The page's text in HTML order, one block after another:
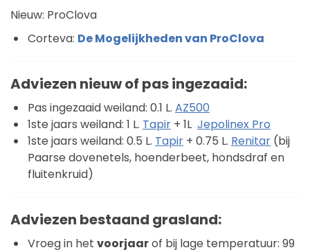
Nieuw: ProClova
Corteva: De Mogelijkheden van ProClova
Adviezen nieuw of pas ingezaaid:
Pas ingezaaid weiland: 0.1 L. AZ500
1ste jaars weiland: 1 L. Tapir + 1L Jepolinex Pro
1ste jaars weiland: 0.5 L. Tapir + 0.75 L. Renitar (bij
Paarse dovenetels, hoenderbeet, hondsdraf en
fluitenkruid)
Adviezen bestaand grasland:
Vroeg in het voorjaarof bij lage temperatuur: 99